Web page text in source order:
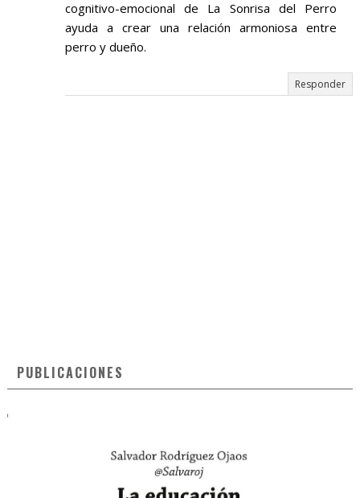
cognitivo-emocional de La Sonrisa del Perro
ayuda a crear una relación armoniosa entre
perro y dueño.
Responder
PUBLICACIONES